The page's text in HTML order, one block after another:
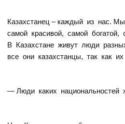
Казахстанец – каждый из нас.
самой красивой, самой богатой,
В Казахстане живут люди
все они казахстанцы, так как
— Люди каких национальностей